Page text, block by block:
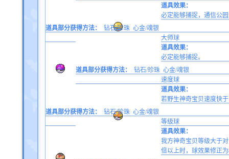
道具效果：
必定能够捕捉，通信公
道具部分获得方法：
钻石/珍珠 心金/魂银
大师球
道具效果：
必定能够捕捉。
道具部分获得方法：
钻石/珍珠 心金/魂银
速度球
道具效果：
若野生神奇宝贝速度快
道具部分获得方法：
钻石/珍珠 心金/魂银
等级球
道具效果：
我方神奇宝贝等级大于
倍以上时，球效果修正